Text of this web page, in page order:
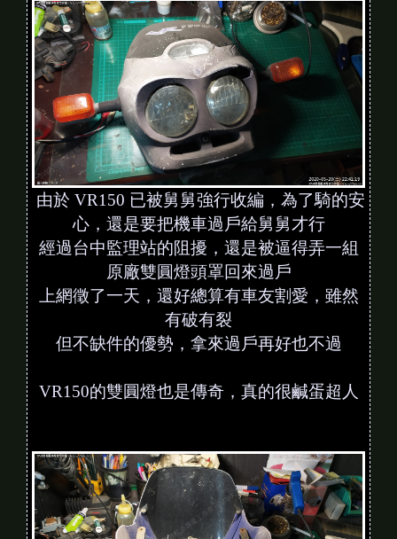
由於 VR150 已被舅舅強行收編，為了騎的安
心，還是要把機車過戶給舅舅才行
經過台中監理站的阻擾，還是被逼得弄一組
原廠雙圓燈頭罩回來過戶
上網徵了一天，還好總算有車友割愛，雖然
有破有裂
但不缺件的優勢，拿來過戶再好也不過
VR150的雙圓燈也是傳奇，真的很鹹蛋超人